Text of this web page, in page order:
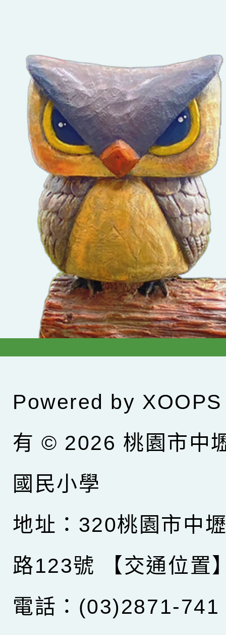
Powered by XOOPS
有 © 2026 桃園市中
國民小學
地址：320桃園市中
路123號
【交通位置
電話：(03)2871-741